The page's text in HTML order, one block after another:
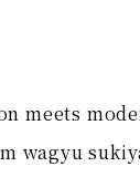
meets
wagyu